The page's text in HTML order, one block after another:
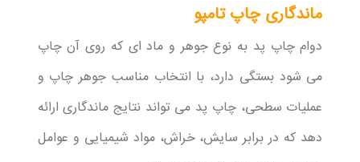
ماندگاری چاپ تامپو
دوام چاپ پد به نوع جوهر و ماد ای که روی آن چاپ
می شود بستگی دارد، با انتخاب مناسب جوهر چاپ و
عملیات سطحی، چاپ پد می تواند نتایج ماندگاری ارائه
دهد که در برابر سایش، خراش، مواد شیمیایی و عوامل